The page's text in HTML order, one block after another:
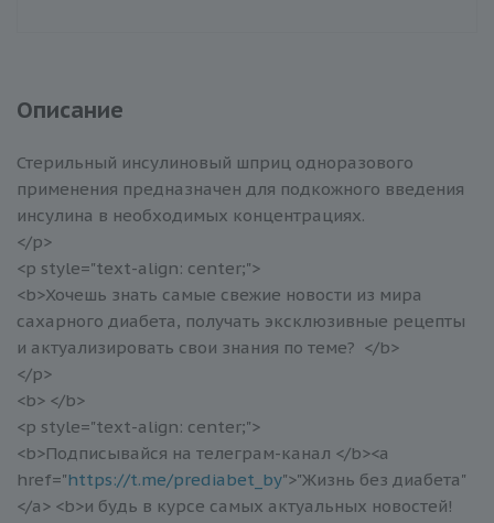
Описание
Стерильный инсулиновый шприц одноразового
применения предназначен для подкожного введения
инсулина в необходимых концентрациях.
</p>
<p style="text-align: center;">
<b>Хочешь знать самые свежие новости из мира
сахарного диабета, получать эксклюзивные рецепты
и актуализировать свои знания по теме? </b>
</p>
<b> </b>
<p style="text-align: center;">
<b>Подписывайся на телеграм-канал </b><a
href="https://t.me/prediabet_by">"Жизнь без диабета"
</a> <b>и будь в курсе самых актуальных новостей!